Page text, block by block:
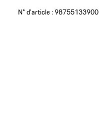
N° d'article :98755133900